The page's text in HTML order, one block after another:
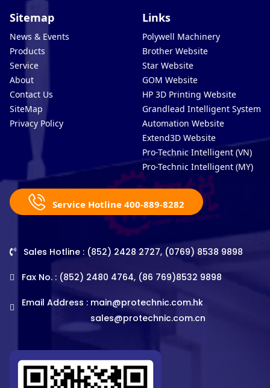
Sitemap
News & Events
Products
Service
About
Contact Us
SiteMap
Privacy Policy
Links
Polywell Machinery
Brother Website
Star Website
GOM Website
HP 3D Printing Website
Grandlead Intelligent Systems
Automation Website
Extend3D Website
Pro-Technic Intelligent (VN)
Pro-Technic Intelligent (MY)
Service Hotline 400-889-8282
Sales Hotline : (852) 2428 2727, (0769) 8538 9898
Fax No. : (852) 2480 4764, (86 769)8532 9898
Email Address : main@protechnic.com.hk
sales@protechnic.com.cn